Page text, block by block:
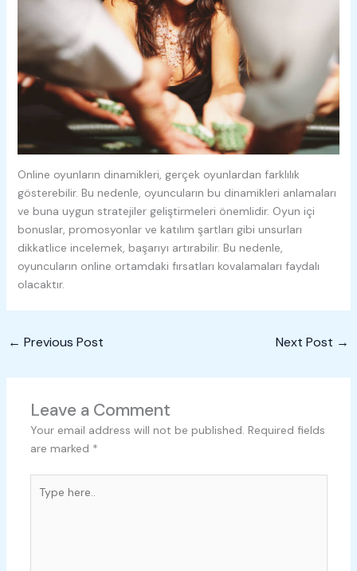
Online oyunların dinamikleri, gerçek oyunlardan farklılık
gösterebilir. Bu nedenle, oyuncuların bu dinamikleri anlamaları
ve buna uygun stratejiler geliştirmeleri önemlidir. Oyun içi
bonuslar, promosyonlar ve katılım şartları gibi unsurları
dikkatlice incelemek, başarıyı artırabilir. Bu nedenle,
oyuncuların online ortamdaki fırsatları kovalamaları faydalı
olacaktır.
← Previous Post Next Post →
Leave a Comment
Your email address will not be published. Required fields
are marked *
here..